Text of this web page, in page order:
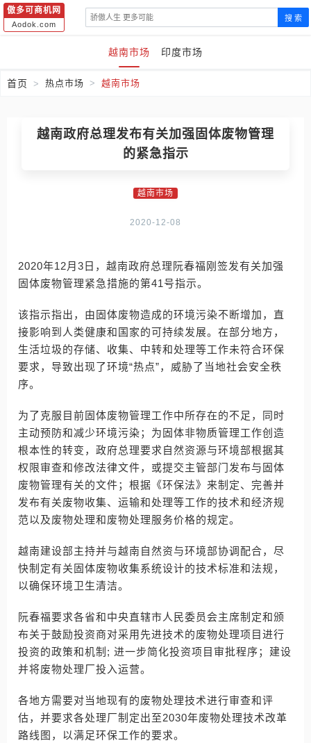
傲多可商机网
Aodok.com
搜 索
越南市场 印度市场
首页 热点市场 越南市场
越南政府总理发布有关加强固体废物管理
的紧急指示
越南市场
2020-12-08
2020年12月3日，越南政府总理阮春福刚签发有关加强
固体废物管理紧急措施的第41号指示。
该指示指出，由固体废物造成的环境污染不断增加，直
接影响到人类健康和国家的可持续发展。在部分地方，
生活垃圾的存储、收集、中转和处理等工作未符合环保
要求，导致出现了环境“热点”，威胁了当地社会安全秩
序。
为了克服目前固体废物管理工作中所存在的不足，同时
主动预防和减少环境污染；为固体非物质管理工作创造
根本性的转变，政府总理要求自然资源与环境部根据其
权限审查和修改法律文件，或提交主管部门发布与固体
废物管理有关的文件；根据《环保法》来制定、完善并
发布有关废物收集、运输和处理等工作的技术和经济规
范以及废物处理和废物处理服务价格的规定。
越南建设部主持并与越南自然资与环境部协调配合，尽
快制定有关固体废物收集系统设计的技术标准和法规，
以确保环境卫生清洁。
阮春福要求各省和中央直辖市人民委员会主席制定和颁
布关于鼓励投资商对采用先进技术的废物处理项目进行
投资的政策和机制; 进一步简化投资项目审批程序；建设
并将废物处理厂投入运营。
各地方需要对当地现有的废物处理技术进行审查和评
估，并要求各处理厂制定出至2030年废物处理技术改革
路线图，以满足环保工作的要求。